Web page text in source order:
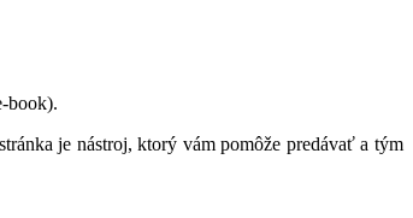
book).
je nástroj, ktorý vám pomôže predávať a tým